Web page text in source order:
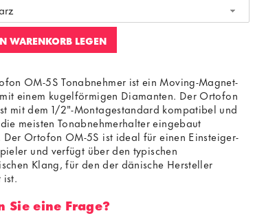
WARENKORB LEGEN
OM-5S Tonabnehmer ist ein Moving-Magnet-
einem kugelförmigen Diamanten. Der Ortofon
mit dem 1/2"-Montagestandard kompatibel und
meisten Tonabnehmerhalter eingebaut
Der Ortofon OM-5S ist ideal für einen Einsteiger-
und verfügt über den typischen
Klang, für den der dänische Hersteller
ist.
Sie eine Frage?